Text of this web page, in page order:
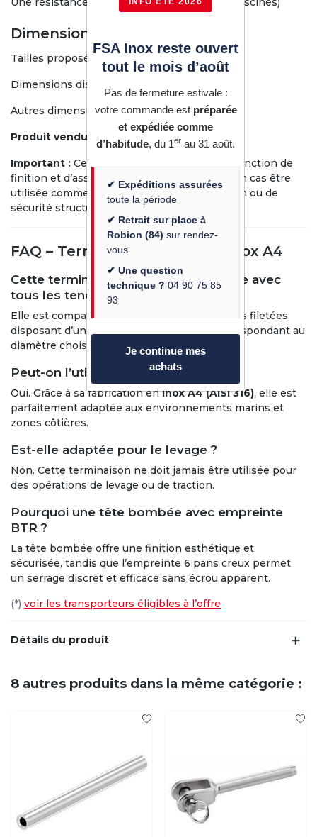
Dimensions disponibles
Tailles proposées : M5 à M10
Dimensions disponibles en ligne :
Autres dimensions :sur devis uniquement
Produit vendu à l’unité.
Important : Cette pièce est destinée à une fonction de
finition et d’assemblage. Elle ne doit en aucun cas être
utilisée comme élément de levage, de traction ou de
sécurité structurelle.
FAQ – Terminaison taraudée inox A4
Cette terminaison est-elle compatible avec
tous les tendeurs inox ?
Elle est compatible avec les tendeurs ou tiges filetées
disposant d’un filetage en
correspondant au
diamètre choisi (M5 à M10).
Peut-on l’utiliser en bord de mer ?
Oui. Grâce à sa fabrication eninox A4 (AISI 316), elle est
parfaitement adaptée aux environnements marins et
zones côtières.
Est-elle adaptée pour le levage ?
Non. Cette terminaison ne doit jamais être utilisée pour
des opérations de levage ou de traction.
Pourquoi une tête bombée avec empreinte
BTR ?
La tête bombée offre une finition esthétique et
sécurisée, tandis que l’empreinte 6 pans creux permet
un serrage discret et efficace sans écrou apparent.
(*) voir les transporteurs éligibles à l’offre
Détails du produit
8 autres produits dans la même catégorie :
FSA Inox reste ouvert
tout le mois d’août
Pas de fermeture estivale :
votre commande est préparée
et expédiée comme
d’habitude, du 1er au 31 août.
✔ Expéditions assurées
toute la période
✔ Retrait sur place à
Robion (84) sur rendez-
vous
✔ Une question
technique ? 04 90 75 85
93
Je continue mes
achats